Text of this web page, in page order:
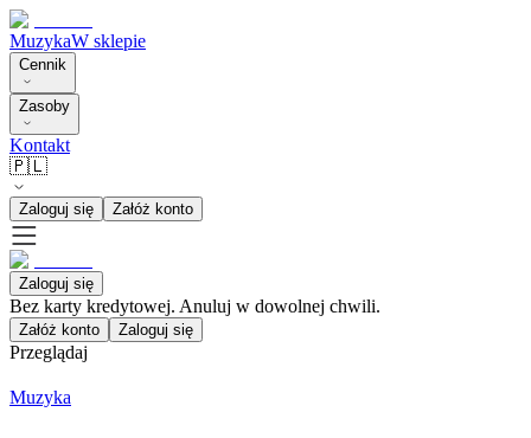
MuzykaW sklepie
Cennik
Zasoby
Kontakt
🇵🇱
Zaloguj się Załóż konto
Zaloguj się
Bez karty kredytowej. Anuluj w dowolnej chwili.
Załóż konto Zaloguj się
Przeglądaj
Muzyka